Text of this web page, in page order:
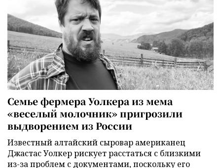
Семье фермера Уолкера из мема
«веселый молочник» пригрозили
выдворением из России
Известный алтайский сыровар американец
Джастас Уолкер рискует расстаться с близкими
из-за проблем с документами, поскольку его